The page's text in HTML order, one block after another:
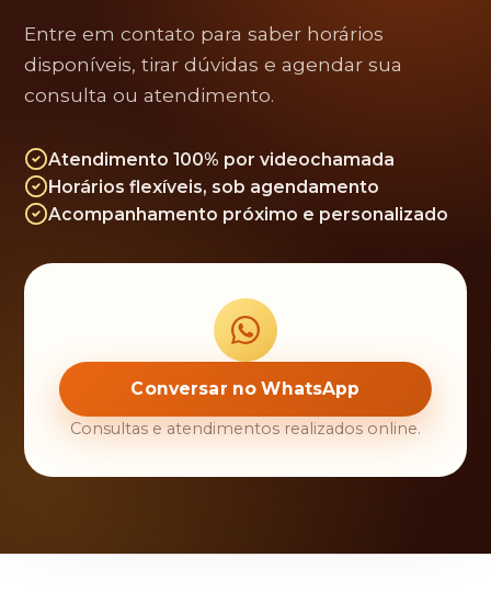
Entre em contato para saber horários
disponíveis, tirar dúvidas e agendar sua
consulta ou atendimento.
Atendimento 100% por videochamada
Horários flexíveis, sob agendamento
Acompanhamento próximo e personalizado
Conversar no WhatsApp
Consultas e atendimentos realizados online.